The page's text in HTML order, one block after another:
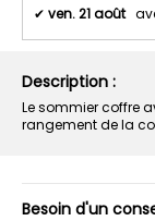
✔ ven. 21 août
Description :
Le sommier coffre
rangement de la
Besoin d'un